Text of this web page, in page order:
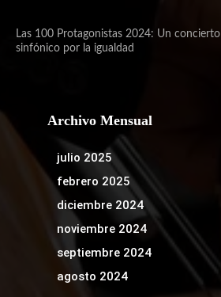
Las 100 Protagonistas 2024: Un concierto
sinfónico por la igualdad
Archivo Mensual
julio 2025
febrero 2025
diciembre 2024
noviembre 2024
septiembre 2024
agosto 2024